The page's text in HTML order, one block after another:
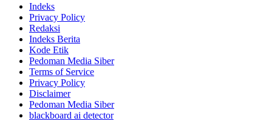
Indeks
Privacy Policy
Redaksi
Indeks Berita
Kode Etik
Pedoman Media Siber
Terms of Service
Privacy Policy
Disclaimer
Pedoman Media Siber
blackboard ai detector